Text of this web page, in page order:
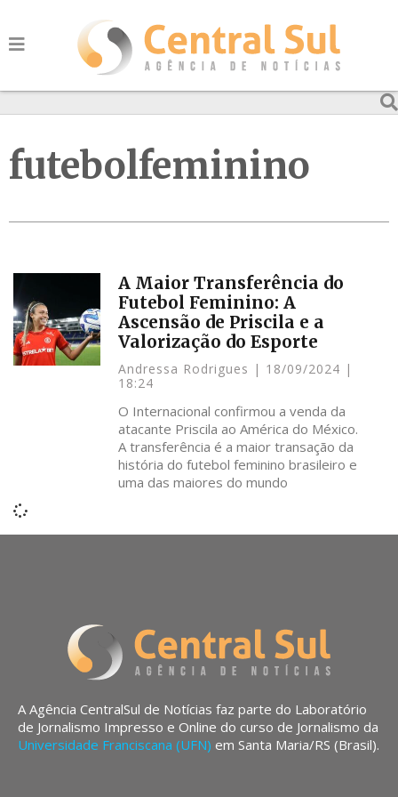
futebolfeminino
A Maior Transferência do
Futebol Feminino: A
Ascensão de Priscila e a
Valorização do Esporte
Andressa Rodrigues
18/09/2024
18:24
O Internacional confirmou a venda da
atacante Priscila ao América do México.
A transferência é a maior transação da
história do futebol feminino brasileiro e
uma das maiores do mundo
A Agência CentralSul de Notícias faz parte do Laboratório
de Jornalismo Impresso e Online do curso de Jornalismo da
Universidade Franciscana (UFN) em Santa Maria/RS (Brasil).